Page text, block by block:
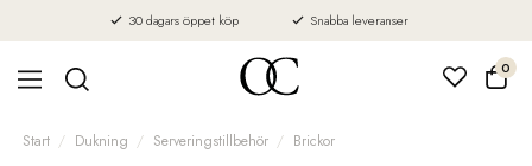
30 dagars öppet köp Snabba leveranser
0
Start Dukning Serveringstillbehör Brickor